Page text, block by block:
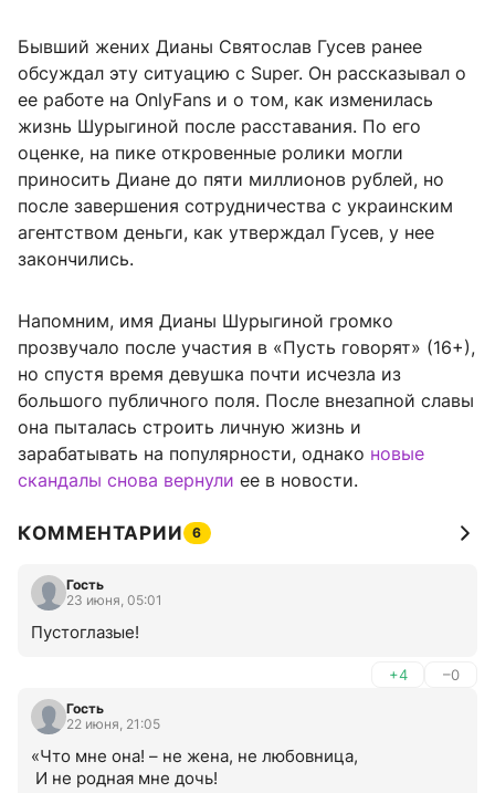
Бывший жених Дианы Святослав Гусев ранее
обсуждал эту ситуацию с Super. Он рассказывал о
ее работе на OnlyFans и о том, как изменилась
жизнь Шурыгиной после расставания. По его
оценке, на пике откровенные ролики могли
приносить Диане до пяти миллионов рублей, но
после завершения сотрудничества с украинским
агентством деньги, как утверждал Гусев, у нее
закончились.
Напомним, имя Дианы Шурыгиной громко
прозвучало после участия в «Пусть говорят» (16+),
но спустя время девушка почти исчезла из
большого публичного поля. После внезапной славы
она пыталась строить личную жизнь и
зарабатывать на популярности, однако новые
скандалы снова вернули ее в новости.
КОММЕНТАРИИ 6
Гость
23 июня, 05:01
Пустоглазые!
+4 –0
Гость
22 июня, 21:05
«Что мне она! – не жена, не любовница,
И не родная мне дочь!